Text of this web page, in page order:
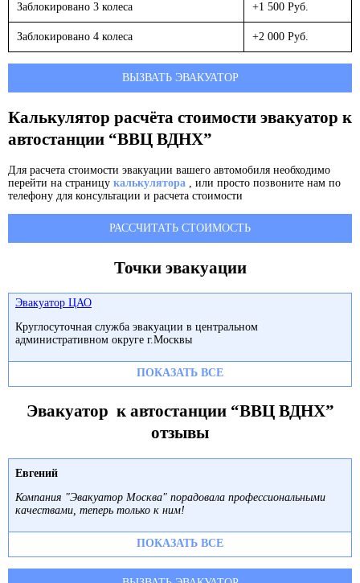
Заблокировано 3 колеса +1 500 Руб.
Заблокировано 4 колеса +2 000 Руб.
ВЫЗВАТЬ ЭВАКУАТОР
Калькулятор расчёта стоимости эвакуатор к
автостанции “ВВЦ ВДНХ”
Для расчета стоимости эвакуации вашего автомобиля необходимо
перейти на страницу калькулятора , или просто позвоните нам по
телефону для консультации и расчета стоимости
РАССЧИТАТЬ СТОИМОСТЬ
Точки эвакуации
Эвакуатор ЦАО
Круглосуточная служба эвакуации в центральном
административном округе г.Москвы
ПОКАЗАТЬ ВСЕ
Эвакуатор к автостанции “ВВЦ ВДНХ”
отзывы
Евгений
Компания "Эвакуатор Москва" порадовала профессиональными
качествами, теперь только к ним!
ПОКАЗАТЬ ВСЕ